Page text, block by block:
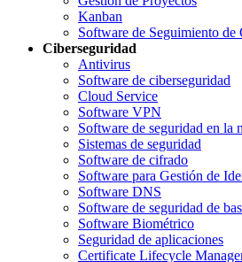
Kanban
Software de Seguimiento de
Ciberseguridad
Antivirus
Software de ciberseguridad
Cloud Service
Software VPN
Software de seguridad en la
Sistemas de seguridad
Software de cifrado
Software para Gestión de
Software DNS
Software de seguridad de
Software Biométrico
Seguridad de aplicaciones
Certificate Lifecycle